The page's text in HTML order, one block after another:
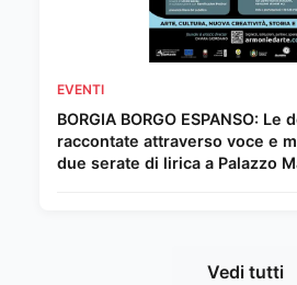
EVENTI
BORGIA BORGO ESPANSO: Le
raccontate attraverso voce e
due serate di lirica a Palazzo
Vedi tutti